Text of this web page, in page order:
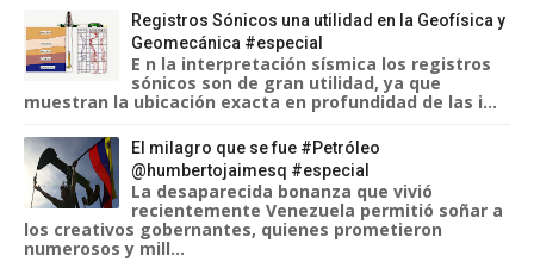
Registros Sónicos una utilidad en la Geofísica y
Geomecánica #especial
E n la interpretación sísmica los registros
sónicos son de gran utilidad, ya que
muestran la ubicación exacta en profundidad de las i...
El milagro que se fue #Petróleo
@humbertojaimesq #especial
La desaparecida bonanza que vivió
recientemente Venezuela permitió soñar a
los creativos gobernantes, quienes prometieron
numerosos y mill...